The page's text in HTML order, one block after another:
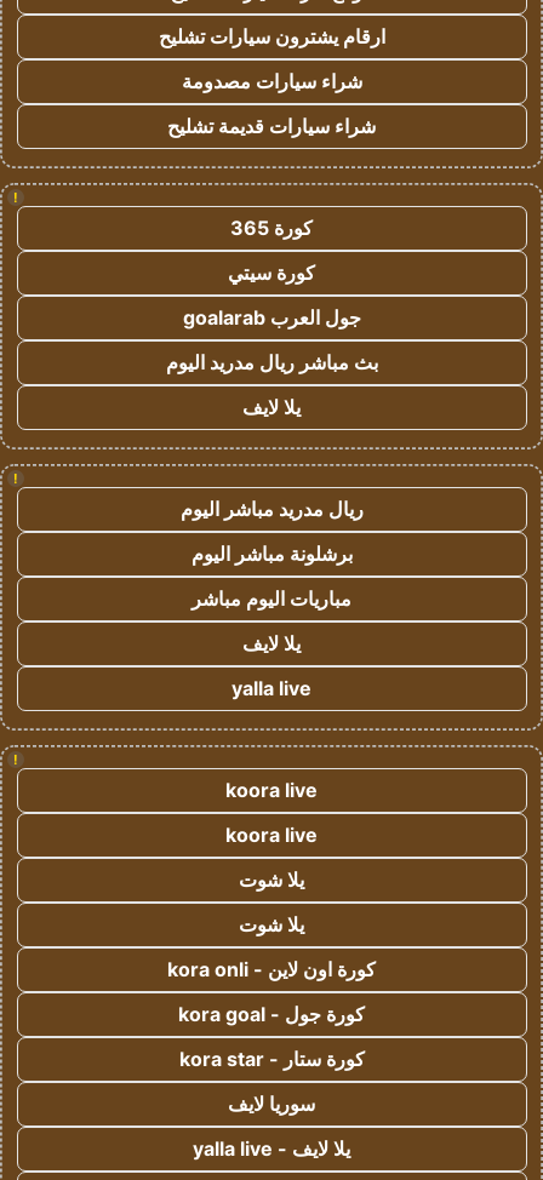
ارقام يشترون سيارات تشليح
شراء سيارات مصدومة
شراء سيارات قديمة تشليح
!
كورة 365
كورة سيتي
جول العرب goalarab
بث مباشر ريال مدريد اليوم
يلا لايف
!
ريال مدريد مباشر اليوم
برشلونة مباشر اليوم
مباريات اليوم مباشر
يلا لايف
yalla live
!
koora live
koora live
يلا شوت
يلا شوت
كورة اون لاين - kora onli
كورة جول - kora goal
كورة ستار - kora star
سوريا لايف
يلا لايف - yalla live